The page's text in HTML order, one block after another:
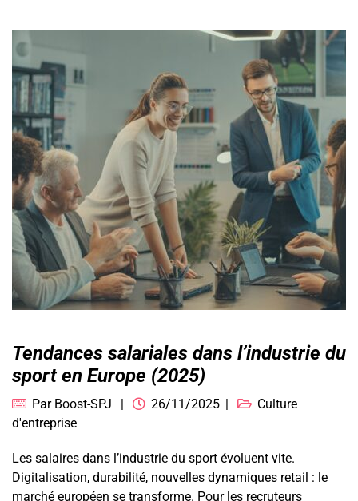
Tendances salariales dans l’industrie du
sport en Europe (2025)
Par Boost-SPJ 26/11/2025
Culture
d'entreprise
Les salaires dans l’industrie du sport évoluent vite.
Digitalisation, durabilité, nouvelles dynamiques retail : le
marché européen se transforme. Pour les recruteurs